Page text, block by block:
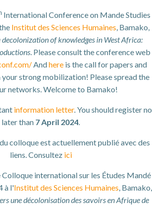
International Conference on Mande Studies
Institut des Sciences Humaines, Bamako,
decolonization of knowledges in West Africa:
. Please consult the conference web
Andhere is the call for papers and
your strong mobilization! Please spread the
networks. Welcome to Bamako!
information letter. You should register no
later than 7 April 2024.
colloque est actuellement publié avec des
liens. Consultez ici
Colloque international sur les Études Mandé
à l'Institut des Sciences Humaines, Bamako,
une décolonisation des savoirs en Afrique de